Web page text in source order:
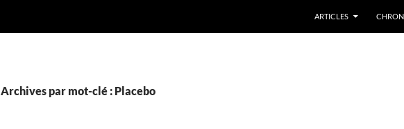
ARTICLES
Archives par mot-clé : Placebo